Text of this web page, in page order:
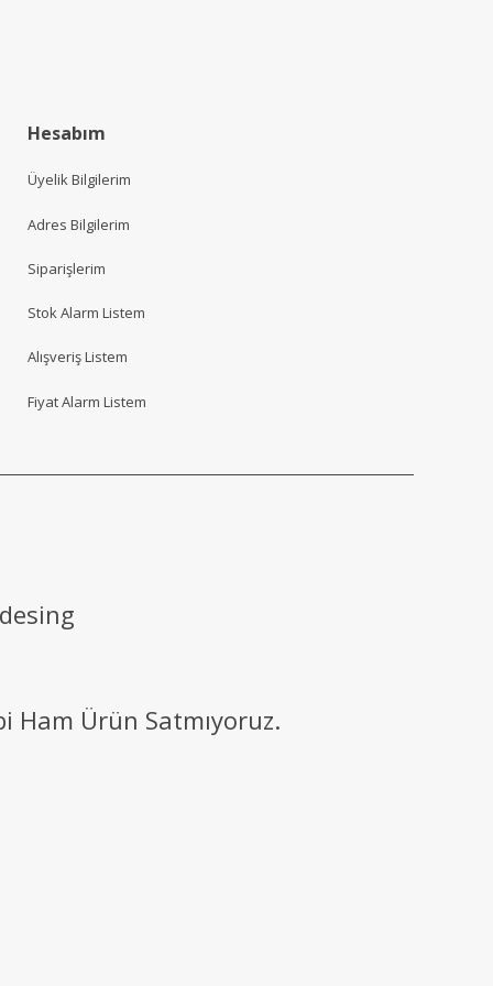
Hesabım
Üyelik Bilgilerim
Adres Bilgilerim
Siparişlerim
Stok Alarm Listem
Alışveriş Listem
Fiyat Alarm Listem
Ham Ürün Satmıyoruz.